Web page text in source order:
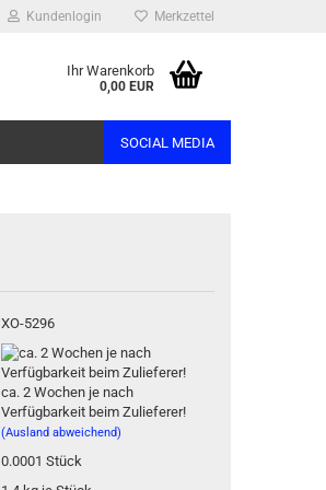
Kundenlogin Merkzettel
Ihr Warenkorb
0,00 EUR
SOCIAL MEDIA
XO-5296
ca. 2 Wochen je nach
Verfügbarkeit beim Zulieferer!
(Ausland abweichend)
0.0001 Stück